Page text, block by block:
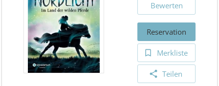
Bewerten
Reservation
Merkliste
Teilen